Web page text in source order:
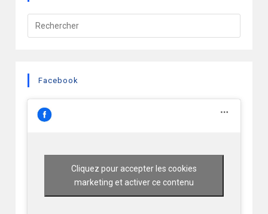
Facebook
Cliquez pour accepter les cookies
marketing et activer ce contenu